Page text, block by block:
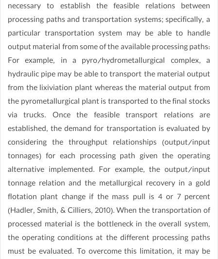
necessary to establish the feasible relations between
processing paths and transportation systems; specifically, a
particular transportation system may be able to handle
output material from some of the available processing paths:
For example, in a pyro/hydrometallurgical complex, a
hydraulic pipe may be able to transport the material output
from the lixiviation plant whereas the material output from
the pyrometallurgical plant is transported to the final stocks
via trucks. Once the feasible transport relations are
established, the demand for transportation is evaluated by
considering the throughput relationships (output/input
tonnages) for each processing path given the operating
alternative implemented. For example, the output/input
tonnage relation and the metallurgical recovery in a gold
flotation plant change if the mass pull is 4 or 7 percent
(Hadler, Smith, & Cilliers, 2010). When the transportation of
processed material is the bottleneck in the overall system,
the operating conditions at the different processing paths
must be evaluated. To overcome this limitation, it may be